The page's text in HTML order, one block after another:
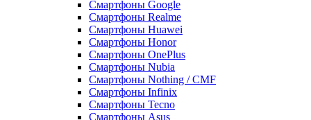
Смартфоны Google
Смартфоны Realme
Смартфоны Huawei
Смартфоны Honor
Смартфоны OnePlus
Смартфоны Nubia
Смартфоны Nothing / CMF
Смартфоны Infinix
Смартфоны Tecno
Смартфоны Asus